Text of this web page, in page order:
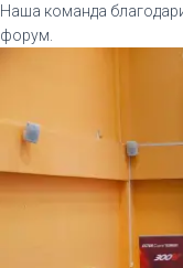
КОНТАКТЫ
Русский
English
Наша команда
форум.